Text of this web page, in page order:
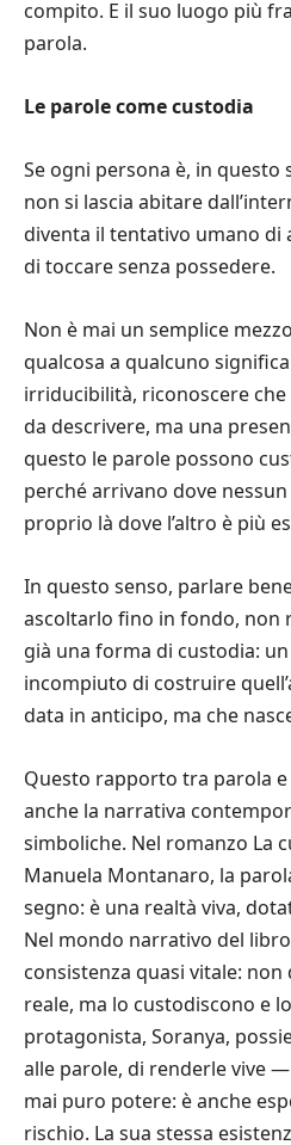
compito. E il suo luogo più
parola.
Le parole come custodia
Se ogni persona è, in questo
non si lascia abitare
diventa il tentativo umano di
di toccare senza possedere.
Non è mai un semplice
qualcosa a qualcuno
irriducibilità, riconoscere
da descrivere, ma una
questo le parole possono
perché arrivano dove
proprio là dove l’altro è più
In questo senso, parlare
ascoltarlo fino in fondo,
già una forma di custodia:
incompiuto di costruire
data in anticipo, ma che
Questo rapporto tra parola
anche la narrativa
simboliche. Nel romanzo La
Manuela Montanaro, la
segno: è una realtà viva,
Nel mondo narrativo del
consistenza quasi vitale:
reale, ma lo custodiscono e
protagonista, Soranya,
alle parole, di renderle vive
mai puro potere: è anche
rischio. La sua stessa